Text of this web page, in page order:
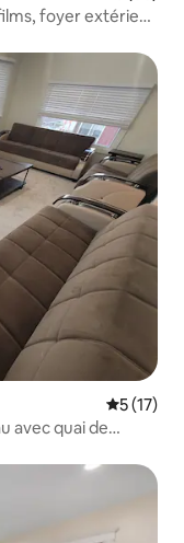
foyer extérieur
aimés
Note
5 (17)
avec quai de